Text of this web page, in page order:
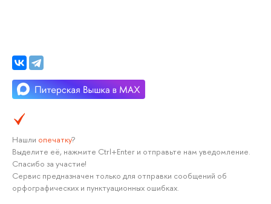
Нашли опечатку?
Выделите её, нажмите Ctrl+Enter и отправьте нам уведомление.
Спасибо за участие!
Сервис предназначен только для отправки сообщений об
орфографических и пунктуационных ошибках.